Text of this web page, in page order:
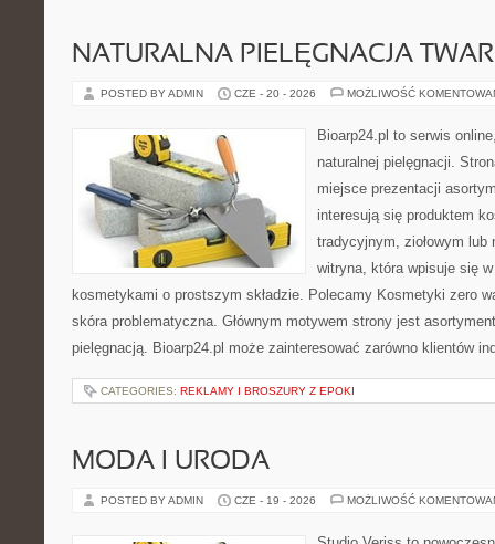
NATURALNA PIELĘGNACJA
POSTED BY ADMIN CZE - 20 - 2026 MOŻLIWOŚĆ
Bioarp24.pl to serwis
naturalnej pielęgnacji.
miejsce prezentacji
interesują się produktem
tradycyjnym, ziołowym lub
witryna, która wpisuje się
kosmetykami o prostszym składzie. Polecamy Kosmetyki zero
skóra problematyczna. Głównym motywem strony jest
pielęgnacją. Bioarp24.pl może zainteresować zarówno klientów
CATEGORIES: REKLAMY I BROSZURY Z EPOKI
MODA I URODA
POSTED BY ADMIN CZE - 19 - 2026 MOŻLIWOŚĆ